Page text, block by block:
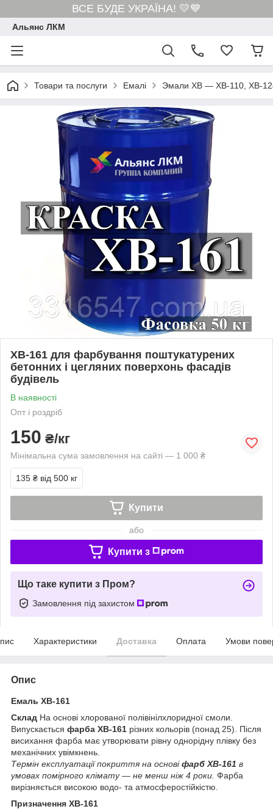
ВСЕ БУДЕ УКРАЇНА! 💛💙
Альянс ЛКМ
Товари та послуги Емалі Эмали ХВ — ХВ-110, ХВ-
ХВ-161 для фарбування поштукатурених
бетонних і цегляних поверхонь фасадів
будівель
В наявності
Опт і роздріб
150 ₴/кг
Мінімальна сума замовлення на сайті — 1 000 ₴
135 ₴ від 500 кг
Купити
або
Купити з
Що таке купити з Пром?
Замовлення під захистом
Характеристики Доставка Оплата Умови
Опис
Емаль ХВ-161
Склад На основі хлорованої полівінілхлоридної смоли.
Випускається фарба ХВ-161 різних кольорів (понад 25). Після
висихання фарба має утворювати рівну однорідну плівку без
механічних увімкнень.
Термін експлуатації покриття на основіфарб ХВ-161 в
умовах помірного клімату — не менш ніж 4 роки. Фарба
вирізняється високою водо- та атмосферостійкістю.
Призначення ХВ-161